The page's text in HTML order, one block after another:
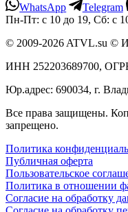
WhatsApp
Telegram
Пн-Пт: с 10 до 19, Сб: с
© 2009-2026 ATVL.su ©
ИНН 252203689700,
Юр.адрес: 690034, г.
Все права защищены.
запрещено.
Политика
Публичная оферта
Пользовательское
Политика в отношении
Согласие на обработку